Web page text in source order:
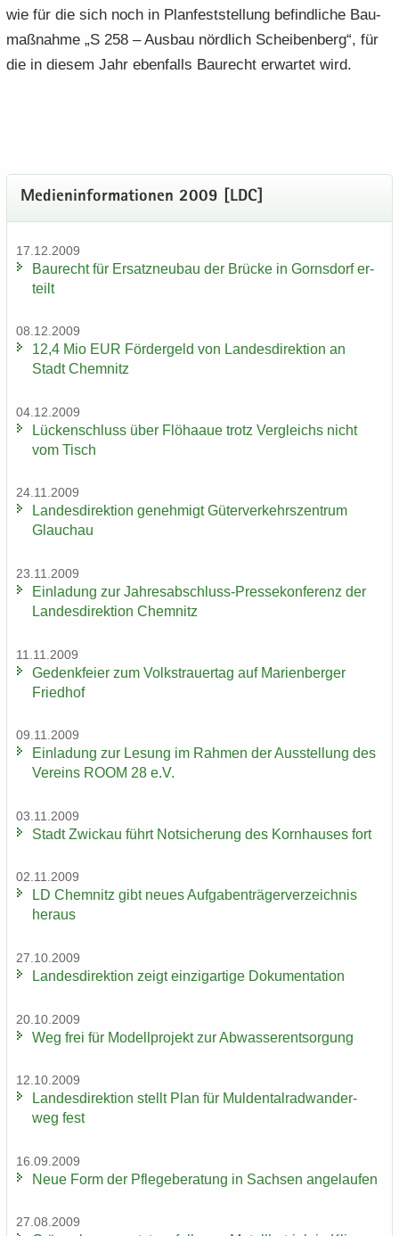
wie für die sich noch in Plan­fest­stel­lung be­find­li­che Bau­
maß­nah­me „S 258 – Aus­bau nörd­lich Schei­ben­berg“, für
die in die­sem Jahr eben­falls Bau­recht er­war­tet wird.
Me­di­en­in­for­ma­tio­nen 2009 [LDC]
17.12.2009
Bau­recht für Er­satz­neu­bau der Brü­cke in Gorns­dorf er­
teilt
08.12.2009
12,4 Mio EUR För­der­geld von Lan­des­di­rek­ti­on an
Stadt Chem­nitz
04.12.2009
Lü­cken­schluss über Flöhaaue trotz Ver­gleichs nicht
vom Tisch
24.11.2009
Lan­des­di­rek­ti­on ge­neh­migt Gü­ter­ver­kehrs­zen­trum
Glauch­au
23.11.2009
Ein­la­dung zur Jahresabschluss-​Pressekonferenz der
Lan­des­di­rek­ti­on Chem­nitz
11.11.2009
Ge­denk­fei­er zum Volks­trau­er­tag auf Ma­ri­en­ber­ger
Fried­hof
09.11.2009
Ein­la­dung zur Le­sung im Rah­men der Aus­stel­lung des
Ver­eins ROOM 28 e.V.
03.11.2009
Stadt Zwi­ckau führt Not­si­che­rung des Korn­hau­ses fort
02.11.2009
LD Chem­nitz gibt neues Auf­ga­ben­trä­ger­ver­zeich­nis
her­aus
27.10.2009
Lan­des­di­rek­ti­on zeigt ein­zig­ar­ti­ge Do­ku­men­ta­ti­on
20.10.2009
Weg frei für Mo­dell­pro­jekt zur Ab­was­ser­ent­sor­gung
12.10.2009
Lan­des­di­rek­ti­on stellt Plan für Mul­den­tal­rad­wan­der­
weg fest
16.09.2009
Neue Form der Pfle­ge­be­ra­tung in Sach­sen an­ge­lau­fen
27.08.2009